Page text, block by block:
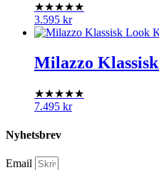
★★★★★
3.595 kr
Milazzo
★★★★★
7.495 kr
Nyhetsbrev
Email